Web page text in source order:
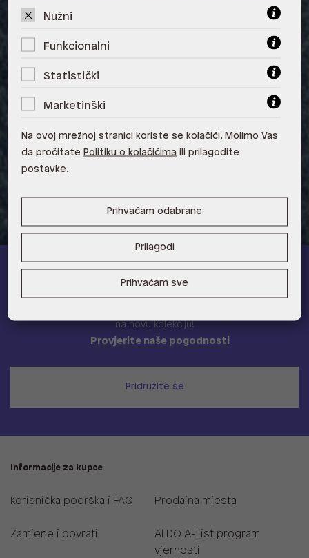
10000 Zagreb
Split
ALDO, Tower Centar 51000 Rijeka
ALDO A-list
na novu kolekciju!
Provjerite naše pogodnosti
Pridružite se
Informacije za kupce
Korisnička podrška i FAQ
Zamjene i povrati
Prodajna mjesta
ALDO A-List program
vjernosti
Nužni
Funkcionalni
Statistički
Marketinški
Na ovoj mrežnoj stranici koriste se kolačići. Molimo Vas
da pročitate Politiku o kolačićima ili prilagodite
postavke.
Prihvaćam odabrane
Prilagodi
Prihvaćam sve